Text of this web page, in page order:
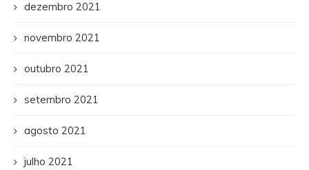
dezembro 2021
novembro 2021
outubro 2021
setembro 2021
agosto 2021
julho 2021